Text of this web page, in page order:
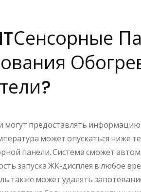
могут предоставлять информацию
может опускаться ниже
панели. Система сможет
запуска ЖК-дисплея в любое
также может удалять